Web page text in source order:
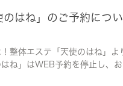
はね」のご予約につ
整体エステ「天使のはね」
ね」はWEB予約を停止し、